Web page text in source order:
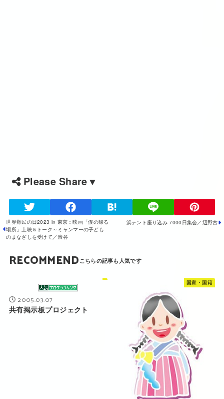
Please Share▼
浜テント座り込み 7000日集会／辺野古
世界難民の日2023 in 東京：映画「僕の帰る
場所」上映＆トーク～ミャンマーの子ども
のまなざしを受けて／渋谷
RECOMMEND
2005.03.07
共有掲示板プロジェクト
国家・国籍